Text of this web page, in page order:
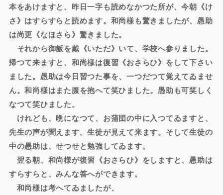
本をあけますと、昨日一字も読めなかつた所が、今朝《け
さ》はすらすらと読めます。和尚様も驚きましたが、愚助
は尚更《なほさら》驚きました。
それから御飯を戴《いただ》いて、学校へ参りました。
帰つて来ますと、和尚様は復習《おさらひ》をして下さい
ました。愚助は今日習つた事を、一つだつて覚えてゐませ
ん。和尚様はまた腹を抱へて笑ひました。愚助も可笑しく
なつて笑ひました。
けれども、晩になつて、お蒲団の中に入つてゐますと、
先生の声が聞えます。生徒が見えて来ます。そして生徒の
中の愚助は、せつせと勉強してゐます。
翌る朝、和尚様が復習《おさらひ》をしますと、愚助は
すらすらと、みんな答へができます。
和尚様は考へてゐましたが、